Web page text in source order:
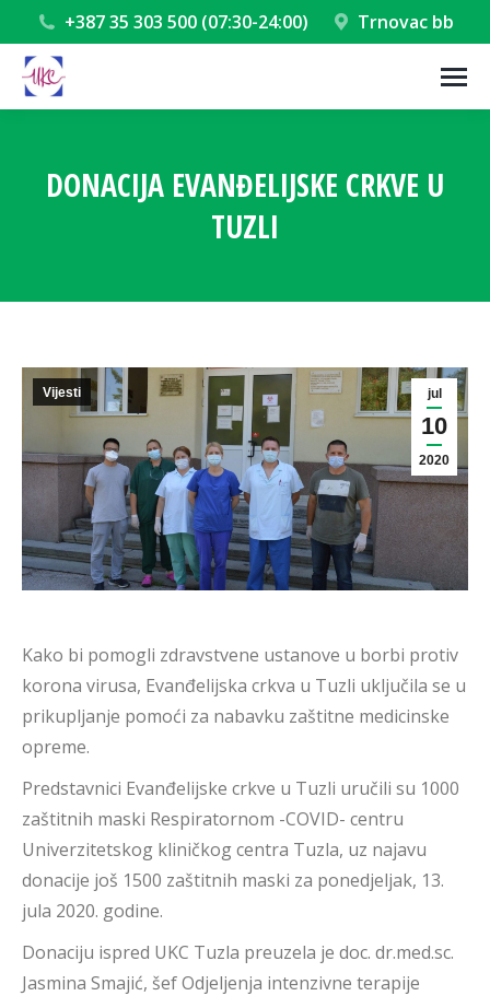
+387 35 303 500 (07:30-24:00) Trnovac bb
DONACIJA EVANĐELIJSKE CRKVE U
TUZLI
jul
10
2020
Vijesti
Kako bi pomogli zdravstvene ustanove u borbi protiv
korona virusa, Evanđelijska crkva u Tuzli uključila se u
prikupljanje pomoći za nabavku zaštitne medicinske
opreme.
Predstavnici Evanđelijske crkve u Tuzli uručili su 1000
zaštitnih maski Respiratornom -COVID- centru
Univerzitetskog kliničkog centra Tuzla, uz najavu
donacije još 1500 zaštitnih maski za ponedjeljak, 13.
jula 2020. godine.
Donaciju ispred UKC Tuzla preuzela je doc. dr.med.sc.
Jasmina Smajić, šef Odjeljenja intenzivne terapije